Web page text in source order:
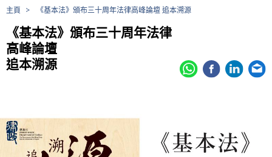
主頁 > 《基本法》頒布三十周年法律高峰論壇 追本溯源
《基本法》頒布三十周年法律
高峰論壇
追本溯源